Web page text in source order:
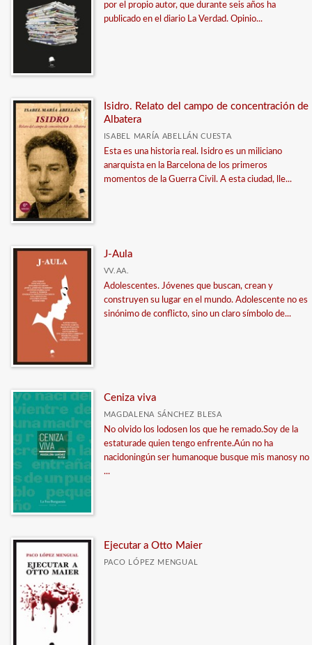
por el propio autor, que durante seis años ha
publicado en el diario La Verdad. Opinio...
Isidro. Relato del campo de concentración de
Albatera
ISABEL MARÍA ABELLÁN CUESTA
Esta es una historia real. Isidro es un miliciano
anarquista en la Barcelona de los primeros
momentos de la Guerra Civil. A esta ciudad, lle...
J-Aula
VV.AA.
Adolescentes. Jóvenes que buscan, crean y
construyen su lugar en el mundo. Adolescente no es
sinónimo de conflicto, sino un claro símbolo de...
Ceniza viva
MAGDALENA SÁNCHEZ BLESA
No olvido los lodosen los que he remado.Soy de la
estaturade quien tengo enfrente.Aún no ha
nacidoningún ser humanoque busque mis manosy no
...
Ejecutar a Otto Maier
PACO LÓPEZ MENGUAL